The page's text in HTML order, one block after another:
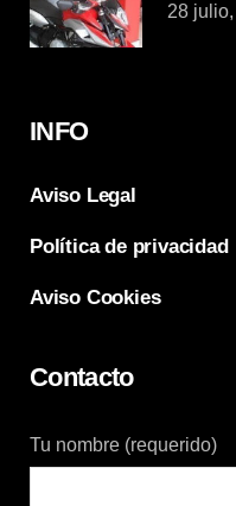
28
INFO
Aviso Legal
Política de privacidad
Aviso Cookies
Contacto
Tu nombre (requerido)